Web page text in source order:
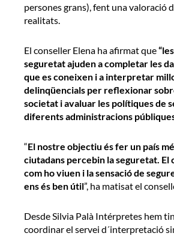
persones grans), fent una valoració
realitats.
El conseller Elena ha afirmat que
seguretat ajuden a completar les
que es coneixen i a interpretar
delinqüencials per reflexionar
societat i avaluar les polítiques de
diferents administracions
“El nostre objectiu és fer un país
ciutadans percebin la seguretat. El
com ho viuen i la sensació de
ens és ben útil”, ha matisat el
Desde Silvia Palà Intérpretes hem
coordinar el servei d´interpretació